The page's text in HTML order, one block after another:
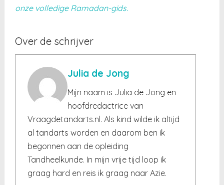
onze volledige Ramadan-gids.
Over de schrijver
Julia de Jong
Mijn naam is Julia de Jong en
hoofdredactrice van
Vraagdetandarts.nl. Als kind wilde ik altijd
al tandarts worden en daarom ben ik
begonnen aan de opleiding
Tandheelkunde. In mijn vrije tijd loop ik
graag hard en reis ik graag naar Azie.